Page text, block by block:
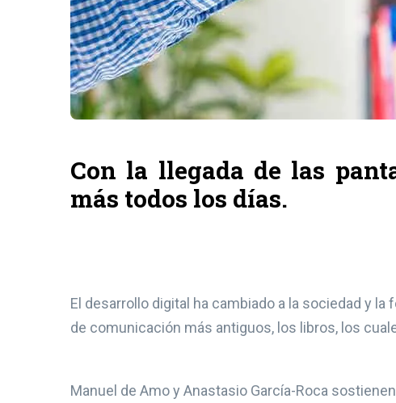
Con la llegada de las
más todos los días.
El desarrollo digital ha cambiado a la sociedad y
de comunicación más antiguos, los libros, los
Manuel de Amo y Anastasio García-Roca